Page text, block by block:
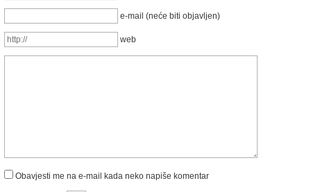
e-mail (neće biti objavljen)
web
Obavjesti me na e-mail kada neko napiše komentar